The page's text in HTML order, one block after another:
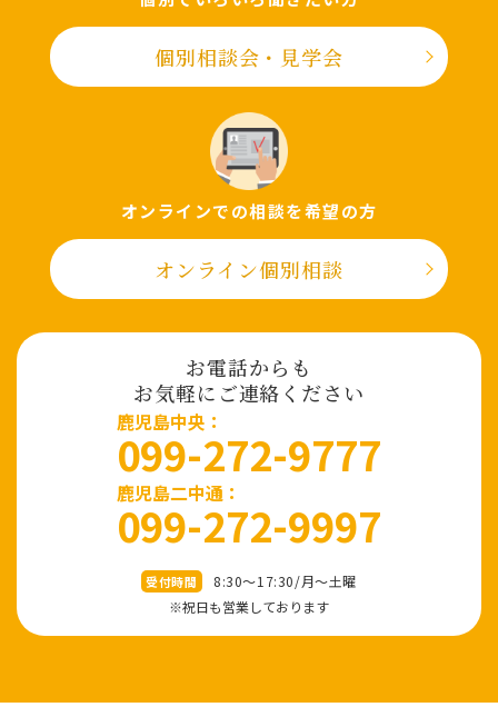
個別相談会・⾒学会
オンラインでの相談を希望の⽅
オンライン個別相談
お電話からも
お気軽にご連絡ください
⿅児島中央：
099-272-9777
鹿児島二中通：
099-272-9997
受付時間
8:30～17:30/⽉〜⼟曜
※祝⽇も営業しております